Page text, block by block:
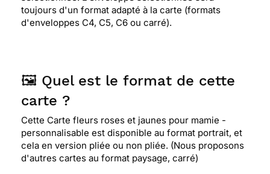
toujours d'un format adapté à la carte (formats
d'enveloppes C4, C5, C6 ou carré).
🖼️ Quel est le format de cette
carte ?
Cette Carte fleurs roses et jaunes pour mamie -
personnalisable est disponible au format portrait, et
cela en version pliée ou non pliée. (Nous proposons
d'autres cartes au format paysage, carré)